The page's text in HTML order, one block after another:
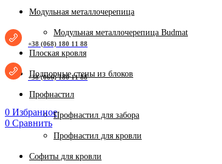
Модульная металлочерепица
Модульная металлочерепица Budmat
Плоская кровля
Подпорные стены из блоков
Профнастил
Профнастил для забора
Профнастил для кровли
Софиты для кровли
+38 (068) 180 11 88
+38 (066) 180 11 88
0 Избранное
0 Сравнить
Нажмите, чтобы увеличить